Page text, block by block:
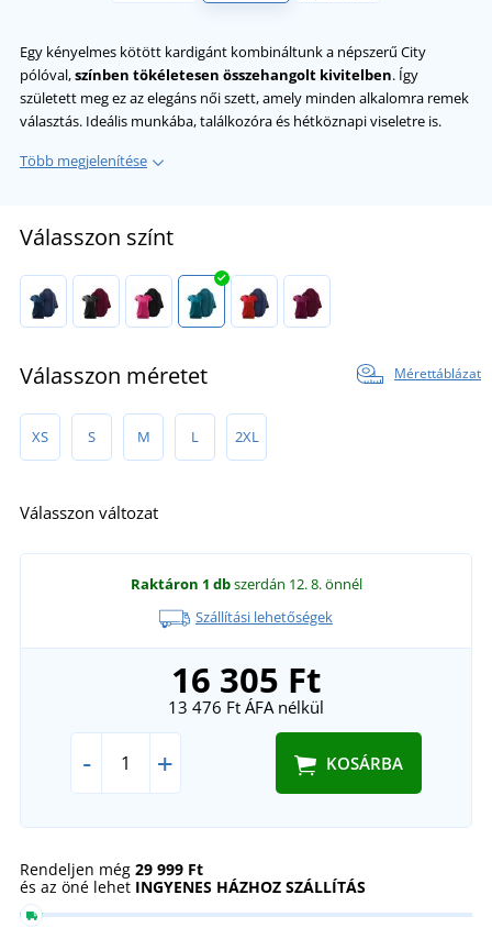
Egy kényelmes kötött kardigánt kombináltunk a népszerű City
pólóval,színben tökéletesen összehangolt kivitelben. Így
született meg ez az elegáns női szett, amely minden alkalomra remek
választás. Ideális munkába, találkozóra és hétköznapi viseletre is.
Több megjelenítése
Válasszon színt
Válasszon méretet Mérettáblázat
XS S M L 2XL
Válasszon változat
Raktáron 1 dbszerdán 12. 8.önnél
Szállítási lehetőségek
16 305 Ft
13 476 Ft ÁFA nélkül
- + KOSÁRBA
Rendeljen még 29 999 Ft
és az öné lehet INGYENES HÁZHOZ SZÁLLÍTÁS